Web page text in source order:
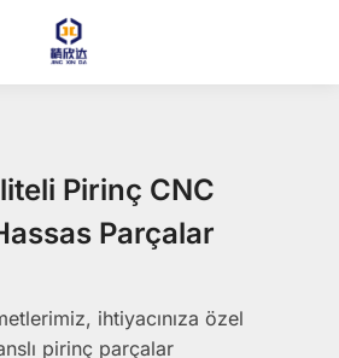
Pirinç CNC
Parçalar
ihtiyacınıza özel
pirinç parçalar